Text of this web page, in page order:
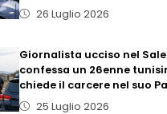
26 Luglio 2026
Giornalista ucciso nel
confessa un 26enne
chiede il carcere nel suo
25 Luglio 2026